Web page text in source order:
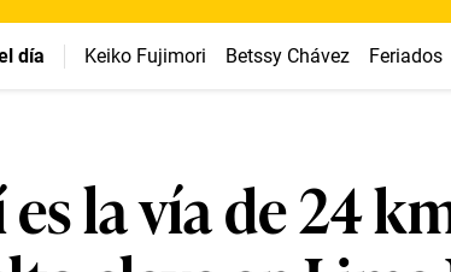
día Keiko Fujimori Betssy Chávez Feriados
la vía de 24